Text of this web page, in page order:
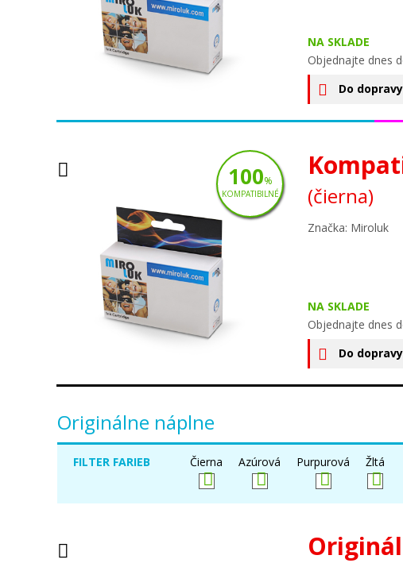
NA SKLADE
Objednajte dnes
Do
(čierna)
Značka: Miroluk
NA SKLADE
Objednajte dnes
Do
100%
KOMPATIBILNÉ
Originálne náplne
FILTER FARIEB Čierna Azúrová Purpurová Žltá